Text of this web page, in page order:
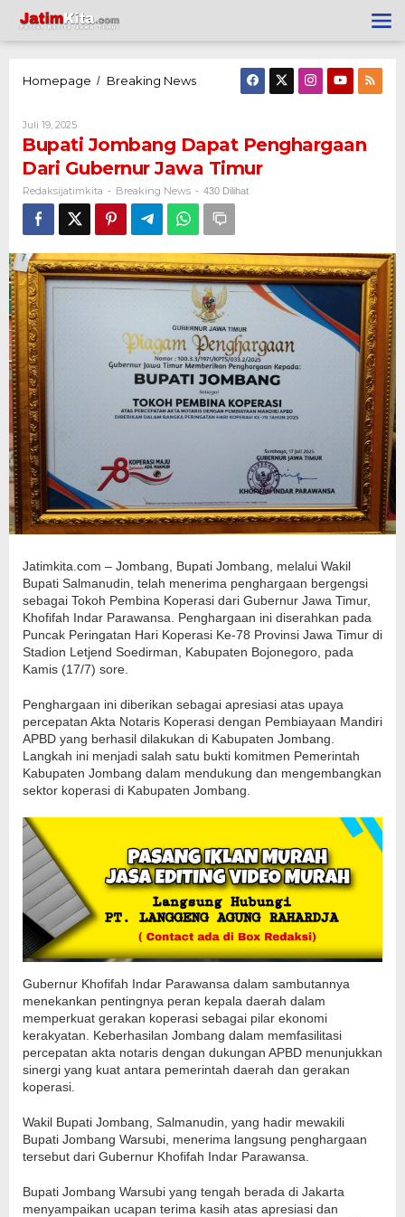
konten
Homepage / Breaking NewsBupati
Jombang
Gubernur
Jawa
Timur
Juli 19, 2025Oleh
Redaksijatimkita
Bupati Jombang Dapat Penghargaan
Dari Gubernur Jawa Timur
Redaksijatimkita - Breaking News - 430 Dilihat
Jatimkita.com – Jombang, Bupati Jombang, melalui Wakil
Bupati Salmanudin, telah menerima penghargaan bergengsi
sebagai Tokoh Pembina Koperasi dari Gubernur Jawa Timur,
Khofifah Indar Parawansa. Penghargaan ini diserahkan pada
Puncak Peringatan Hari Koperasi Ke-78 Provinsi Jawa Timur di
Stadion Letjend Soedirman, Kabupaten Bojonegoro, pada
Kamis (17/7) sore.
Penghargaan ini diberikan sebagai apresiasi atas upaya
percepatan Akta Notaris Koperasi dengan Pembiayaan Mandiri
APBD yang berhasil dilakukan di Kabupaten Jombang.
Langkah ini menjadi salah satu bukti komitmen Pemerintah
Kabupaten Jombang dalam mendukung dan mengembangkan
sektor koperasi di Kabupaten Jombang.
Gubernur Khofifah Indar Parawansa dalam sambutannya
menekankan pentingnya peran kepala daerah dalam
memperkuat gerakan koperasi sebagai pilar ekonomi
kerakyatan. Keberhasilan Jombang dalam memfasilitasi
percepatan akta notaris dengan dukungan APBD menunjukkan
sinergi yang kuat antara pemerintah daerah dan gerakan
koperasi.
Wakil Bupati Jombang, Salmanudin, yang hadir mewakili
Bupati Jombang Warsubi, menerima langsung penghargaan
tersebut dari Gubernur Khofifah Indar Parawansa.
Bupati Jombang Warsubi yang tengah berada di Jakarta
menyampaikan ucapan terima kasih atas apresiasi dan